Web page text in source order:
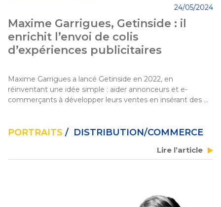
Maxime Garrigues, Getinside : il
enrichit l’envoi de colis
d’expériences publicitaires
24/05/2024
Maxime Garrigues a lancé Getinside en 2022, en
réinventant une idée simple : aider annonceurs et e-
commerçants à développer leurs ventes en insérant des
Monaco par un Prix de la Communauté et il a conclu un
PORTRAITS / DISTRIBUTION/COMMERCE
Lire l’article